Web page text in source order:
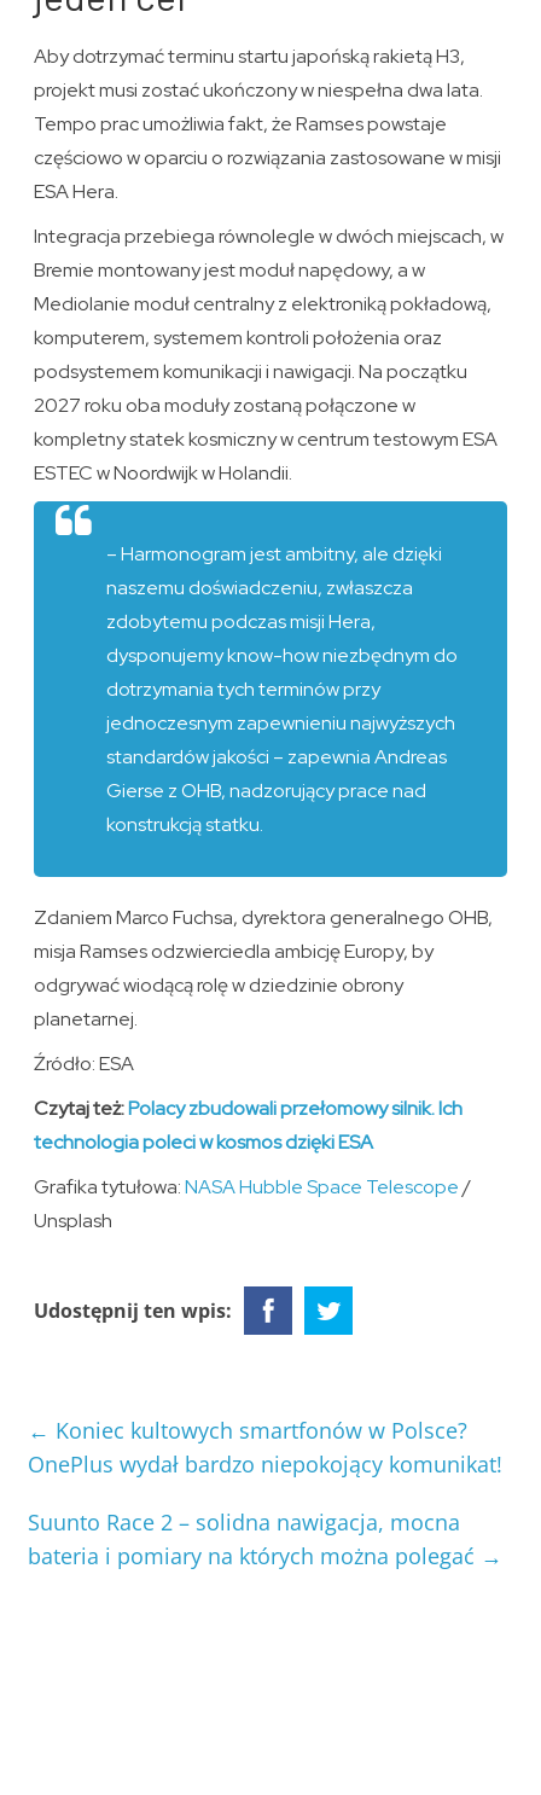
Aby dotrzymać terminu startu japońską rakietą H3,
projekt musi zostać ukończony w niespełna dwa lata.
Tempo prac umożliwia fakt, że Ramses powstaje
częściowo w oparciu o rozwiązania zastosowane w misji
ESA Hera.
Integracja przebiega równolegle w dwóch miejscach, w
Bremie montowany jest moduł napędowy, a w
Mediolanie moduł centralny z elektroniką pokładową,
komputerem, systemem kontroli położenia oraz
podsystemem komunikacji i nawigacji. Na początku
2027 roku oba moduły zostaną połączone w
kompletny statek kosmiczny w centrum testowym ESA
ESTEC w Noordwijk w Holandii.
– Harmonogram jest ambitny, ale dzięki
naszemu doświadczeniu, zwłaszcza
zdobytemu podczas misji Hera,
dysponujemy know-how niezbędnym do
dotrzymania tych terminów przy
jednoczesnym zapewnieniu najwyższych
standardów jakości – zapewnia Andreas
Gierse z OHB, nadzorujący prace nad
konstrukcją statku.
Zdaniem Marco Fuchsa, dyrektora generalnego OHB,
misja Ramses odzwierciedla ambicję Europy, by
odgrywać wiodącą rolę w dziedzinie obrony
planetarnej.
Źródło: ESA
Czytaj też:Polacy zbudowali przełomowy silnik. Ich
technologia poleci w kosmos dzięki ESA
Grafika tytułowa:NASA Hubble Space Telescope/
Unsplash
Udostępnij ten wpis:
← Koniec kultowych smartfonów w Polsce?
OnePlus wydał bardzo niepokojący komunikat!
Suunto Race 2 – solidna nawigacja, mocna
bateria i pomiary na których można polegać →